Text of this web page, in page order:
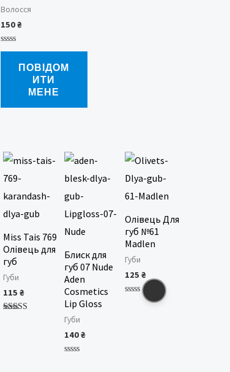
Волосся
150₴
Оцінено
ПОВІДОМ
ИТИ
МЕНЕ
Miss Tais 769
Олівець для
губ
Губи
115₴
Блиск для
губ 07 Nude
Aden
Cosmetics
Lip Gloss
Губи
140₴
Олівець Для
губ №61
Madlen
Губи
125₴
Оцінено